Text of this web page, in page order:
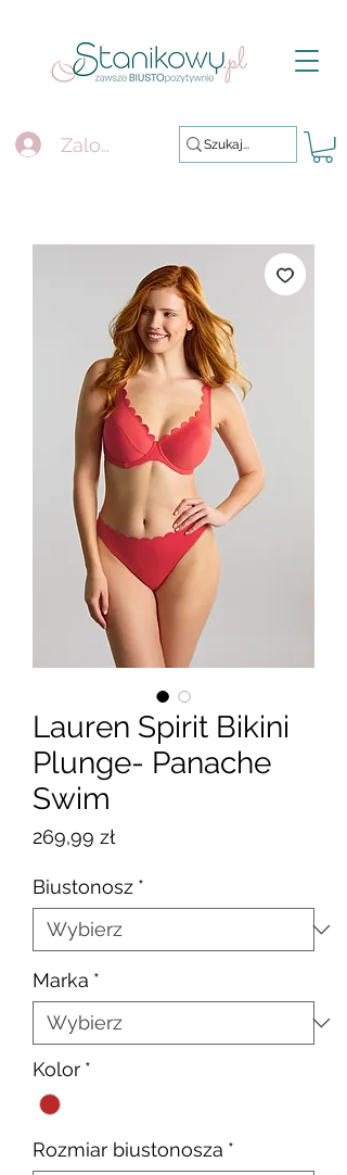
Zaloguj się
Lauren Spirit Bikini
Plunge- Panache
Swim
269,99 złCena
Biustonosz *
Marka *
Kolor *
Rozmiar biustonosza *